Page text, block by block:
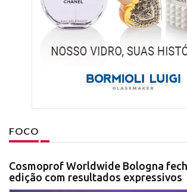
FOCO
Cosmoprof Worldwide Bologna
edição com resultados expressivos